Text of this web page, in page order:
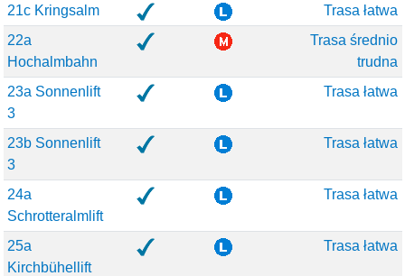
21c Kringsalm
Trasa łatwa
22a
Hochalmbahn
Trasa średnio
trudna
23a Sonnenlift
3
Trasa łatwa
23b Sonnenlift
3
Trasa łatwa
24a
Schrotteralmlift
Trasa łatwa
25a
Kirchbühellift
Trasa łatwa